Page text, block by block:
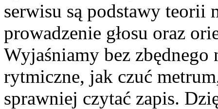
serwisu są podstawy teorii
prowadzenie głosu oraz
Wyjaśniamy bez zbędnego
rytmiczne, jak czuć
sprawniej czytać zapis.